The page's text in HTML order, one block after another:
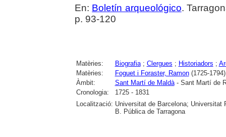
En: Boletín arqueológico.
p. 93-120
Matèries: Biografia; Clergues ; Historiadors ;
Matèries:
Foguet i Foraster, Ramon(1725-
Àmbit:
Sant Martí de Maldà- Sant Martí de
Cronologia:
1725 - 1831
Localització: Universitat de Barcelona; Universitat
B. Pública de Tarragona